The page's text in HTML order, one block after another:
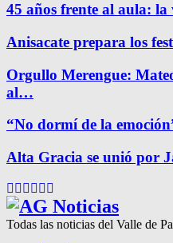
45 años frente al aula:
Anisacate prepara los
Orgullo Merengue:
al…
“No dormí de la
Alta Gracia se unió por
Facebook
Twitter
Instagram
Pinterest
Google
Todas las noticias del Valle de